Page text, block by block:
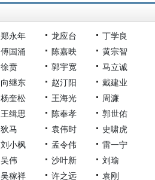
郑永年 龙应台
丁学良
傅国涌 陈嘉映
黄宗智
徐贲 郭宇宽
马立诚
向继东 赵汀阳
戴建业
杨奎松 王海光
周濂
王缉思 陈奉孝
郭世佑
狄马 袁伟时
史啸虎
刘小枫 孟令伟
雷一宁
吴伟 沙叶新
刘瑜
吴稼祥 许之远 袁刚